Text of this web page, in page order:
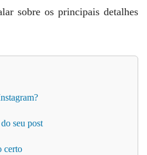
sobre os principais detalhes
seu post
certo